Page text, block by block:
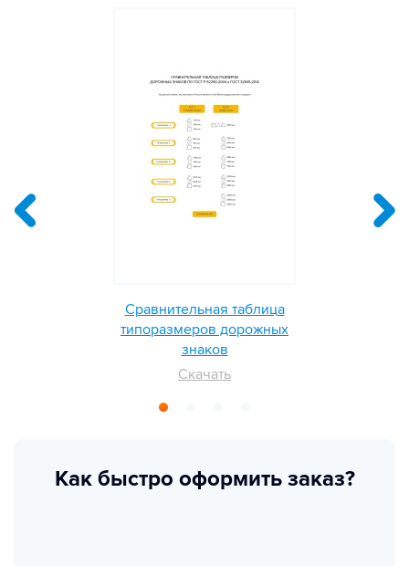
Сравнительная таблица
типоразмеров дорожных
знаков
Скачать
Как быстро оформить заказ?